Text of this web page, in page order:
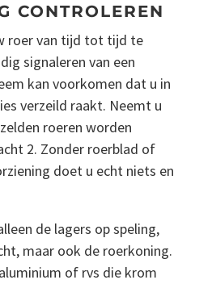
CONTROLEREN
roer van tijd tot tijd te
signaleren van een
kan voorkomen dat u in
verzeild raakt. Neemt u
roeren worden
2. Zonder roerblad of
doet u echt niets en
de lagers op speling,
maar ook de roerkoning.
of rvs die krom